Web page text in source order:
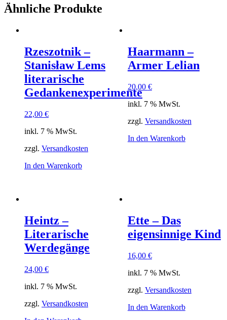
Ähnliche Produkte
Rzeszotnik –
Stanisław Lems
literarische
Gedankenexperimente
22,00 €
inkl. 7 % MwSt.
zzgl. Versandkosten
In den Warenkorb
Haarmann –
Armer Lelian
20,00 €
inkl. 7 % MwSt.
zzgl. Versandkosten
In den Warenkorb
Heintz –
Literarische
Werdegänge
24,00 €
inkl. 7 % MwSt.
zzgl. Versandkosten
Ette – Das
eigensinnige Kind
16,00 €
inkl. 7 % MwSt.
zzgl. Versandkosten
In den Warenkorb